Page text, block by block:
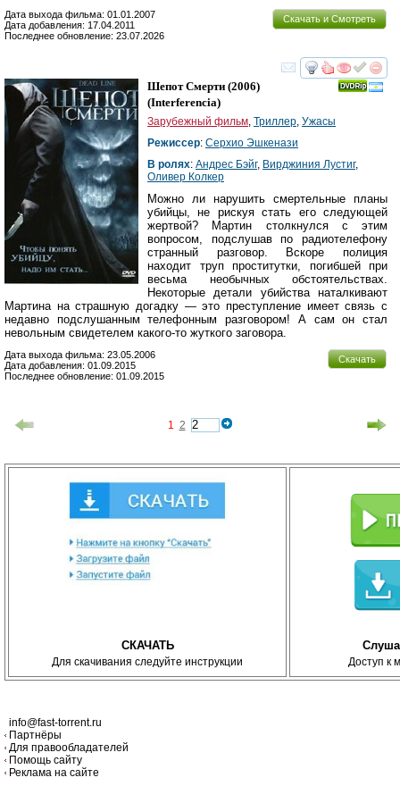
Скачать и Смотреть
Дата выхода фильма: 01.01.2007
Дата добавления: 17.04.2011
Последнее обновление: 23.07.2026
смотреть
Шепот Смерти (2006)
(Interferencia)
Зарубежный фильм Триллер Ужасы
Режиссер: Серхио Эшкенази
В ролях: Андрес Бэйг, Вирджиния Лустиг,
Оливер Колкер
Можно ли нарушить смертельные планы
убийцы, не рискуя стать его следующей
жертвой? Мартин столкнулся с этим
вопросом, подслушав по радиотелефону
странный разговор. Вскоре полиция
находит труп проститутки, погибшей при
весьма необычных обстоятельствах.
Некоторые детали убийства наталкивают
Мартина на страшную догадку — это преступление имеет связь с
недавно подслушанным телефонным разговором! А сам он стал
невольным свидетелем какого-то жуткого заговора.
Скачать
Дата выхода фильма: 23.05.2006
Дата добавления: 01.09.2015
Последнее обновление: 01.09.2015
1 2
СКАЧАТЬ
Для скачивания следуйте инструкции Доступ к
info@fast-torrent.ru
Партнёры
Для правообладателей
Помощь сайту
Реклама на сайте